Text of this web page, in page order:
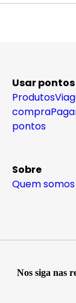
Usar pontos
Produtos
compra
pontos
Sobre
Quem somos
Nos siga nas